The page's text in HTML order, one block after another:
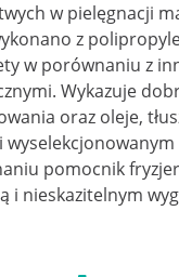
w pielęgnacji
z
w porównaniu z
Wykazuje
oraz oleje,
pomocnik
i nieskazitelnym